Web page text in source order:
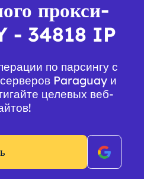
прокси-
- 34818 IP
по парсингу с
Paraguay и
целевых веб-